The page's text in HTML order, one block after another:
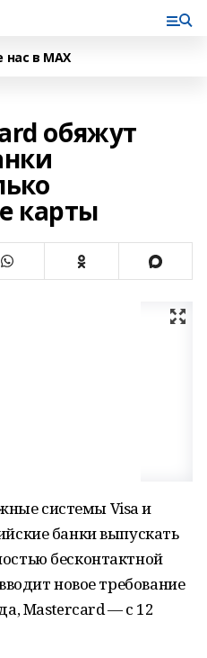
в MAX
обяжут
карты
системы Visa и
банки выпускать
бесконтактной
новое требование
Mastercard — с 12